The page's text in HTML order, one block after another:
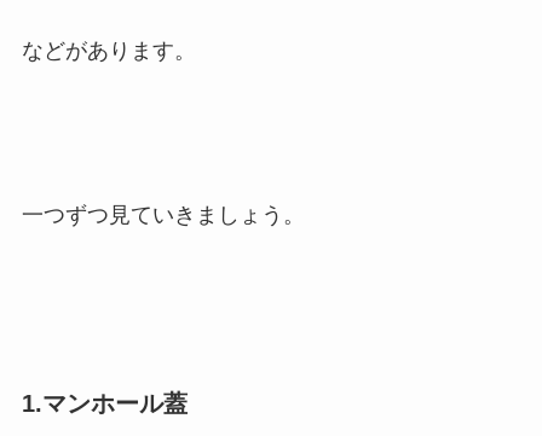
などがあります。
一つずつ見ていきましょう。
1.マンホール蓋